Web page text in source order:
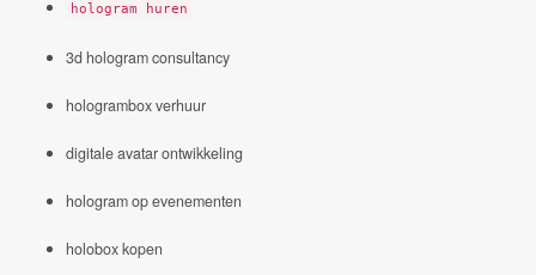
hologram huren
3d hologram consultancy
hologrambox verhuur
digitale avatar ontwikkeling
hologram op evenementen
holobox kopen